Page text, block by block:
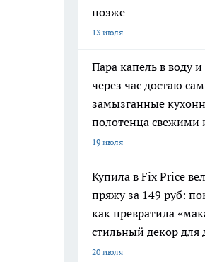
позже
13 июля
Пара капель в воду
через час достаю
замызганные
полотенца свежими
19 июля
Купила в Fix Price
пряжу за 149 руб:
как превратила
стильный декор для
20 июля